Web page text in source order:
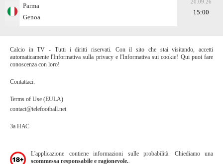
Parma
Genoa
20.09.26
15:00
Calcio in TV - Tutti i diritti riservati. Con il sito che stai visitando, accetti
automaticamente l'Informativa sulla privacy e l'Informativa sui cookie! Qui puoi fare
conoscenza con loro!
Contattaci:
Terms of Use (EULA)
contact@telefootball.net
За НАС
L'applicazione contiene informazioni sulle probabilità. Chiediamo una
scommessa responsabile e ragionevole.